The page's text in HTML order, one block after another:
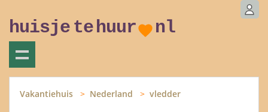
huisje tehuur nl
Vakantiehuis Nederland vledder